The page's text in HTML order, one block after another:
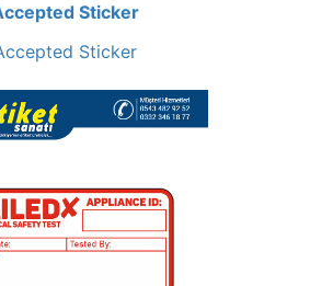
Sticker
Sticker